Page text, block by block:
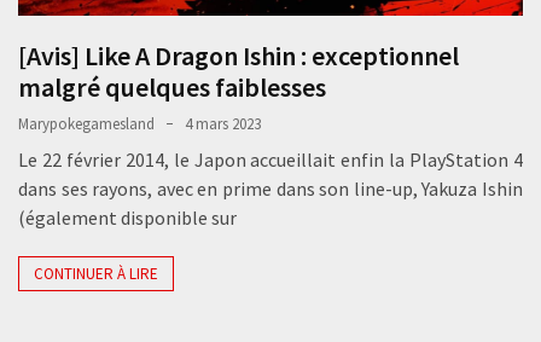
[Avis] Like A Dragon Ishin : exceptionnel
malgré quelques faiblesses
Marypokegamesland 4 mars 2023
Le 22 février 2014, le Japon accueillait enfin la PlayStation 4
dans ses rayons, avec en prime dans son line-up, Yakuza Ishin
(également disponible sur
CONTINUER À LIRE